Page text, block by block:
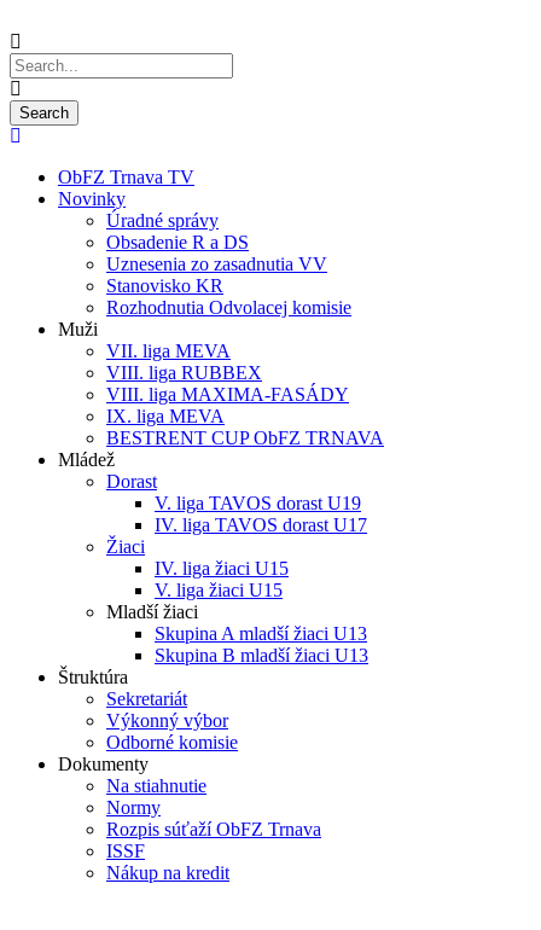
ObFZ Trnava TV
Novinky
Úradné správy
Obsadenie R a DS
Uznesenia zo zasadnutia VV
Stanovisko KR
Rozhodnutia Odvolacej komisie
Muži
VII. liga MEVA
VIII. liga RUBBEX
VIII. liga MAXIMA-FASÁDY
IX. liga MEVA
BESTRENT CUP ObFZ TRNAVA
Mládež
Dorast
V. liga TAVOS dorast U19
IV. liga TAVOS dorast U17
Žiaci
IV. liga žiaci U15
V. liga žiaci U15
Mladší žiaci
Skupina A mladší žiaci U13
Skupina B mladší žiaci U13
Štruktúra
Sekretariát
Výkonný výbor
Odborné komisie
Dokumenty
Na stiahnutie
Normy
Rozpis súťaží ObFZ Trnava
ISSF
Nákup na kredit